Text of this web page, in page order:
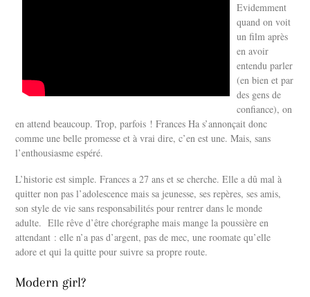
Evidemment
quand on voit
un film après
en avoir
entendu parler
(en bien et par
des gens de
confiance), on
en attend beaucoup. Trop, parfois ! Frances Ha s’annonçait donc
comme une belle promesse et à vrai dire, c’en est une. Mais, sans
l’enthousiasme espéré.
L’historie est simple. Frances a 27 ans et se cherche. Elle a dû mal à
quitter non pas l’adolescence mais sa jeunesse, ses repères, ses amis,
son style de vie sans responsabilités pour rentrer dans le monde
adulte. Elle rêve d’être chorégraphe mais mange la poussière en
attendant : elle n’a pas d’argent, pas de mec, une roomate qu’elle
adore et qui la quitte pour suivre sa propre route.
Modern girl?